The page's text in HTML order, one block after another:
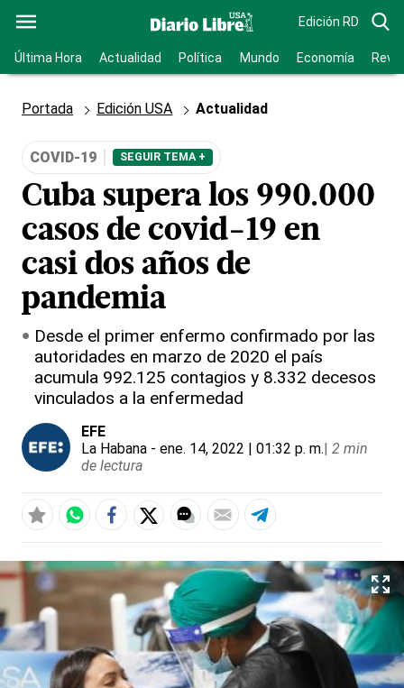
Edición RD
Última Hora Actualidad Política Mundo Economía
Portada Edición USA Actualidad
COVID-19 SEGUIR TEMA +
Cuba supera los 990.000
casos de covid-19 en
casi dos años de
pandemia
Desde el primer enfermo confirmado por las
autoridades en marzo de 2020 el país
acumula 992.125 contagios y 8.332 decesos
vinculados a la enfermedad
EFE
La Habana - ene. 14, 2022 | 01:32 p. m.| 2 min
de lectura